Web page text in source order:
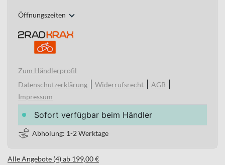
Öffnungszeiten
Zum Händlerprofil
Datenschutzerklärung
Widerrufsrecht AGB
Impressum
Sofort verfügbar beim Händler
Abholung: 1-2 Werktage
Alle Angebote (4) ab 199,00 €